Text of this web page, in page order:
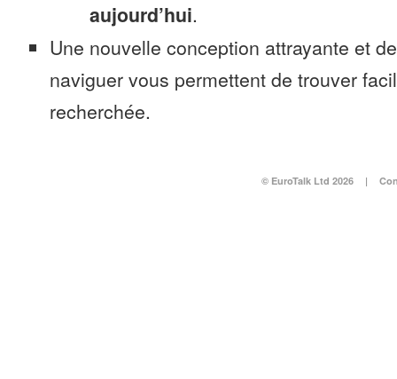
aujourd’hui.
Une nouvelle conception attrayante et
naviguer vous permettent de trouver
recherchée.
© EuroTalk Ltd 2026 |